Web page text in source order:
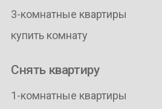
3-комнатные квартиры
купить комнату
Снять квартиру
1-комнатные квартиры